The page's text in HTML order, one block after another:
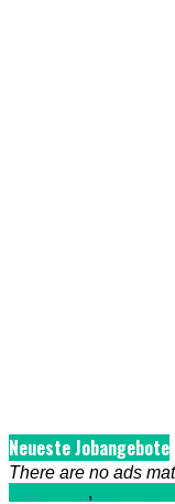
Neueste Jobangebote
There are no ads
,